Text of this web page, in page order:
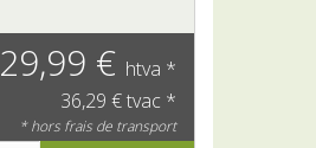
29,99 € htva *
36,29 € tvac *
* hors frais de transport